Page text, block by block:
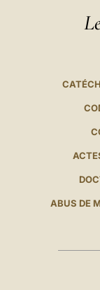
ABUS DE